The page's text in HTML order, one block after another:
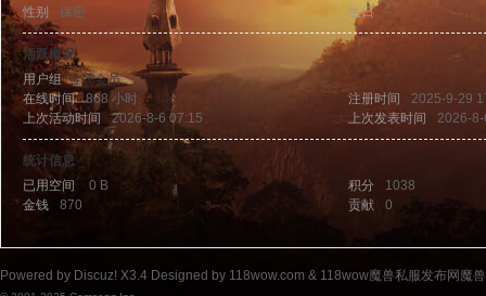
8w
性别 保密 生日 -
活跃概况
用户组金牌会员
在线时间
868 小时 注册时间
2025-9-29
上次活动时间
2026-8-6 07:15 上次发表时间 2026-
统计信息
已用空间
0 B 积分
1038
金钱
870 贡献 0
Powered by Discuz! X3.4 Designed by 118wow.com & 118wow魔兽私服发布网魔